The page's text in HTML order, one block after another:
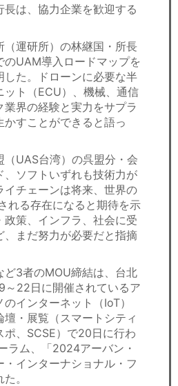
長は、協力企業を歓迎する
運研所）の林継国・所長
のUAM導入ロードマップを
した。ドローンに必要な半
ット（ECU）、機械、通信
業界の経験と実力をサプラ
かすことができると語っ
UAS台湾）の呉盟分・会
、ソフトいずれも技術力が
イチェーンは将来、世界の
れる存在になると期待を示
政策、インフラ、社会に受
、まだ努力が必要だと指摘
3者のMOU締結は、台北
～22日に開催されているア
インターネット（IoT）
壇・展覧（スマートシティ
ポ、SCSE）で20日に行わ
ラム、「2024アーバン・
・インターナショナル・フ
。